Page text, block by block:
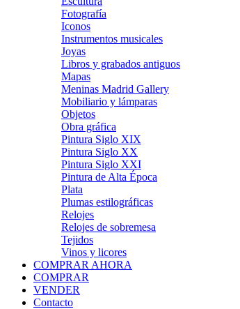
Fotografía
Iconos
Instrumentos musicales
Joyas
Libros y grabados antiguos
Mapas
Meninas Madrid Gallery
Mobiliario y lámparas
Objetos
Obra gráfica
Pintura Siglo XIX
Pintura Siglo XX
Pintura Siglo XXI
Pintura de Alta Época
Plata
Plumas estilográficas
Relojes
Relojes de sobremesa
Tejidos
Vinos y licores
COMPRAR AHORA
COMPRAR
VENDER
Contacto